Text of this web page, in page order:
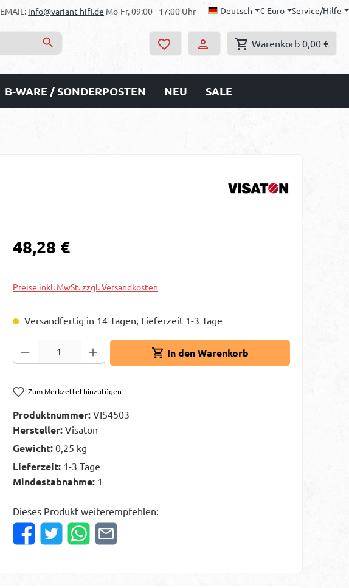
EMAIL: info@variant-hifi.de Mo-Fr, 09:00 - 17:00 Uhr Deutsch € Euro Service/Hilfe
Warenkorb 0,00 €
B-WARE / SONDERPOSTEN NEU SALE
Regulärer Preis:
48,28 €
Preise inkl. MwSt. zzgl. Versandkosten
Versandfertig in 14 Tagen, Lieferzeit 1-3 Tage
Produkt Anzahl: Gib den gewünschten Wert ein oder benutze die Schaltflächen um die
In den Warenkorb
Zum Merkzettel hinzufügen
Produktnummer:VIS4503
Hersteller:Visaton
Gewicht:0,25 kg
Lieferzeit: 1-3 Tage
Mindestabnahme: 1
Dieses Produkt weiterempfehlen: